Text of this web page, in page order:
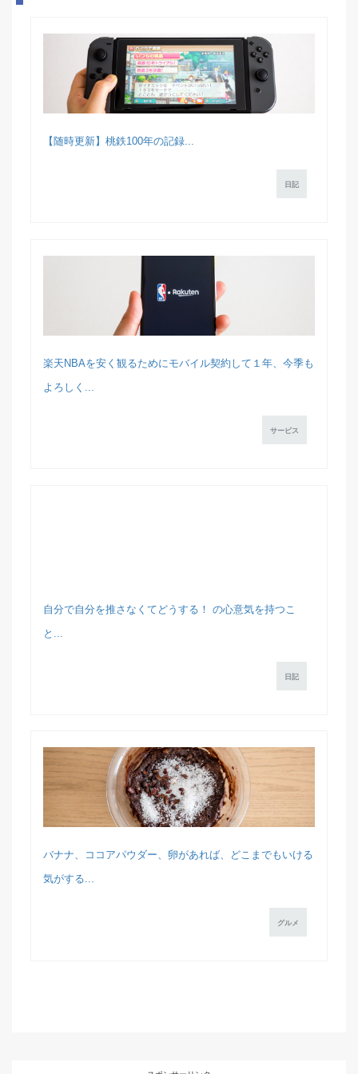
【随時更新】桃鉄100年の記録...
日記
楽天NBAを安く観るためにモバイル契約して１年、今季も
よろしく...
サービス
自分で自分を推さなくてどうする！ の心意気を持つこ
と...
日記
バナナ、ココアパウダー、卵があれば、どこまでもいける
気がする...
グルメ